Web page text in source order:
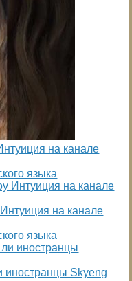
на канале
языка
на канале
языка
иностранцы Skyeng